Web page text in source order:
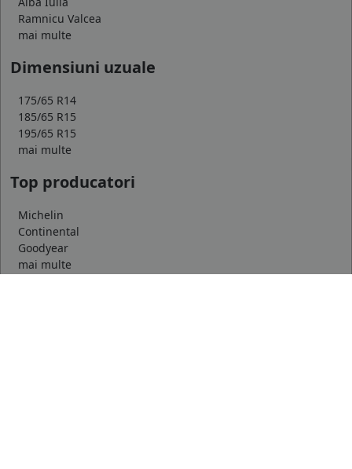
Ramnicu Valcea
mai multe
Dimensiuni uzuale
175/65 R14
185/65 R15
195/65 R15
mai multe
Top producatori
Michelin
Continental
Goodyear
mai multe